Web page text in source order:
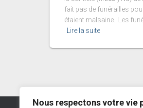
Nous respectons votre vie
fait pas de funérailles
étaient malsaine. Les
Lire la suite